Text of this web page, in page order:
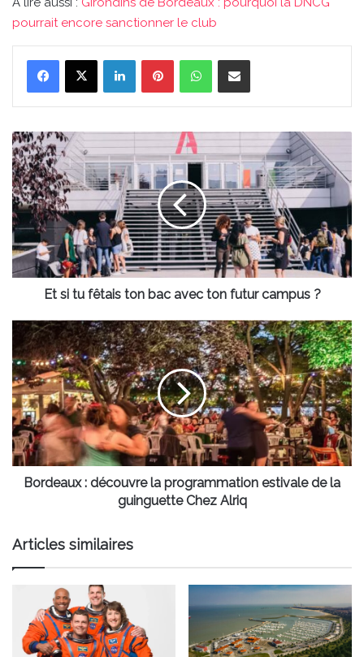
pourrait encore sanctionner le club
LinkedinPinterestWhatsAppPartager par email
Et
si
tu
fêtais
ton
bac
avec
ton
futur
campusEt si tu fêtais ton bac avec ton futur campus ?
Bordeaux
découvre
la
programmation
estivale
de
la
guinguette
ChezBordeaux : découvre la programmation estivale de la
guinguette Chez Alriq
Articles similaires